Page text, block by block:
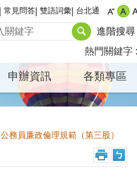
常見問答 雙語詞彙 台北通
進階搜尋
熱門關鍵字
申辦資訊 各類專區
公務員廉政倫理規範（第三股）